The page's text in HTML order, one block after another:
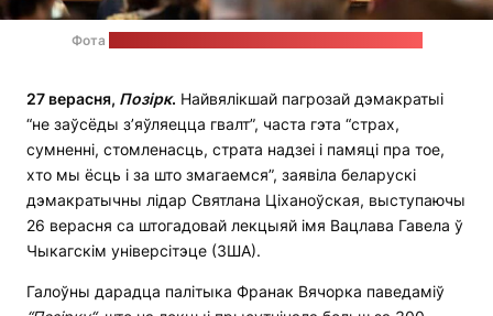
Фота
27 верасня, Позірк. Найвялікшай пагрозай дэмакратыі
“не заўсёды з’яўляецца гвалт”, часта гэта “страх,
сумненні, стомленасць, страта надзеі і памяці пра тое,
хто мы ёсць і за што змагаемся”, заявіла беларускі
дэмакратычны лідар Святлана Ціханоўская, выступаючы
26 верасня са штогадовай лекцыяй імя Вацлава Гавела ў
Чыкагскім універсітэце (ЗША).
Галоўны дарадца палітыка Франак Вячорка паведаміў